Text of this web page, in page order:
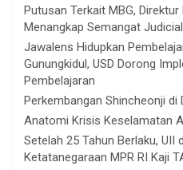
Putusan Terkait MBG,
Menangkap Semangat
Jawalens Hidupkan
Gunungkidul, USD Dorong
Pembelajaran
Perkembangan Shincheonji di
Anatomi Krisis Keselamatan
Setelah 25 Tahun Berlaku, UII
Ketatanegaraan MPR RI Kaji